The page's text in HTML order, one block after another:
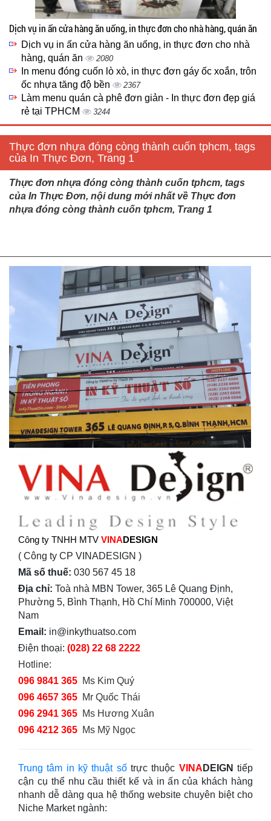
Dịch vụ in ấn cửa hàng ăn uống, in thực đơn cho nhà hàng, quán ăn
Dịch vụ in ấn cửa hàng ăn uống, in thực đơn cho nhà
hàng, quán ăn
2080
In menu đóng cuốn lò xò, in thực đơn gáy ốc xoắn, trôn
ốc nhựa tăng độ bền
2367
Làm menu quán cà phê đơn giản - In thực đơn đẹp giá
rẻ tại TPHCM
3244
Thực đơn nhựa đóng còng thành cuốn tphcm, tags
của In Thực Đơn, Trang 1
Thực đơn nhựa đóng còng thành cuốn tphcm, tags
của In Thực Đơn, nội dung mới nhất về Thực đơn
nhựa đóng còng thành cuốn tphcm, Trang 1
Công ty TNHH MTV VINADESIGN
( Công ty CP VINADESIGN )
Mã số thuế: 030 567 45 18
Địa chỉ: Toà nhà MBN Tower, 365 Lê Quang Định,
Phường 5, Bình Thạnh, Hồ Chí Minh 700000, Việt
Nam
Email: in@inkythuatso.com
Điện thoại: (028) 22 68 2222
Hotline:
096 9841 365 Ms Kim Quý
096 4657 365 Mr Quốc Thái
096 2941 365 Ms Hương Xuân
096 4212 365 Ms Mỹ Ngọc
Trung tâm in kỹ thuật sốtrực thuộc VINA DEIGN tiếp
cận cụ thể nhu cầu thiết kế và in ấn của khách hàng
nhanh dễ dàng qua hệ thống website chuyên biệt cho
Niche Market ngành: